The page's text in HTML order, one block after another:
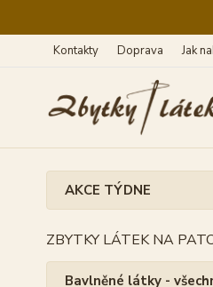
Kontakty Doprava Jak
AKCE TÝDNE
ZBYTKY LÁTEK NA
Bavlněné látky -